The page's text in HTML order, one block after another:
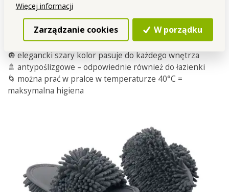
Więcej informacji
Zarządzanie cookies W porządku
✅Dlaczego pokochasz szare SAMOCHODKI:
👟 wygodne kapcie z funkcją sprzątania
🧽 SASANKA na spodzie skutecznie czyści gładkie
powierzchnie
🔘 elegancki szary kolor pasuje do każdego wnętrza
🚿 antypoślizgowe – odpowiednie również do łazienki
🌀 można prać w pralce w temperaturze 40°C =
maksymalna higiena